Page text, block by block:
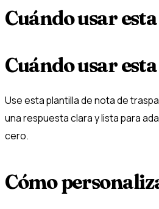
Cuándo usar
Cuándo usar
Use esta plantilla de nota de
una respuesta clara y lista para
cero.
Cómo